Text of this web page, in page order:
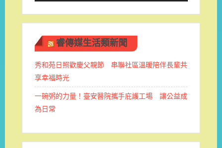
睿傳媒生活類新聞
秀和苑日照歡慶父親節 串聯社區溫暖陪伴長輩共
享幸福時光
一碗粥的力量！臺安醫院攜手庇護工場 讓公益成
為日常